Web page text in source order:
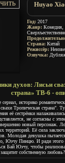
Huyao
Год: 2017
Жанр: Комедия,
Страна: Китай
Режиссёр:
Озвучка:
духов: Лисьи
страна» ТВ-6 -
историко
Тропическая страна".
её сестрёнки
не согласны с
новый персонаж.
территорий. Её сила
Молодая девушка
Юэчу Пинцю. И ради этого
Бай Юэчу, чтобы
собственную любовь?